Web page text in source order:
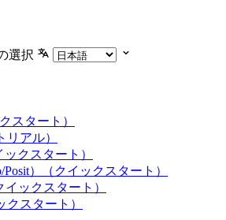
選択
スタート）
アル）
クスタート）
）（クイックスタート）
ックスタート）
クスタート）